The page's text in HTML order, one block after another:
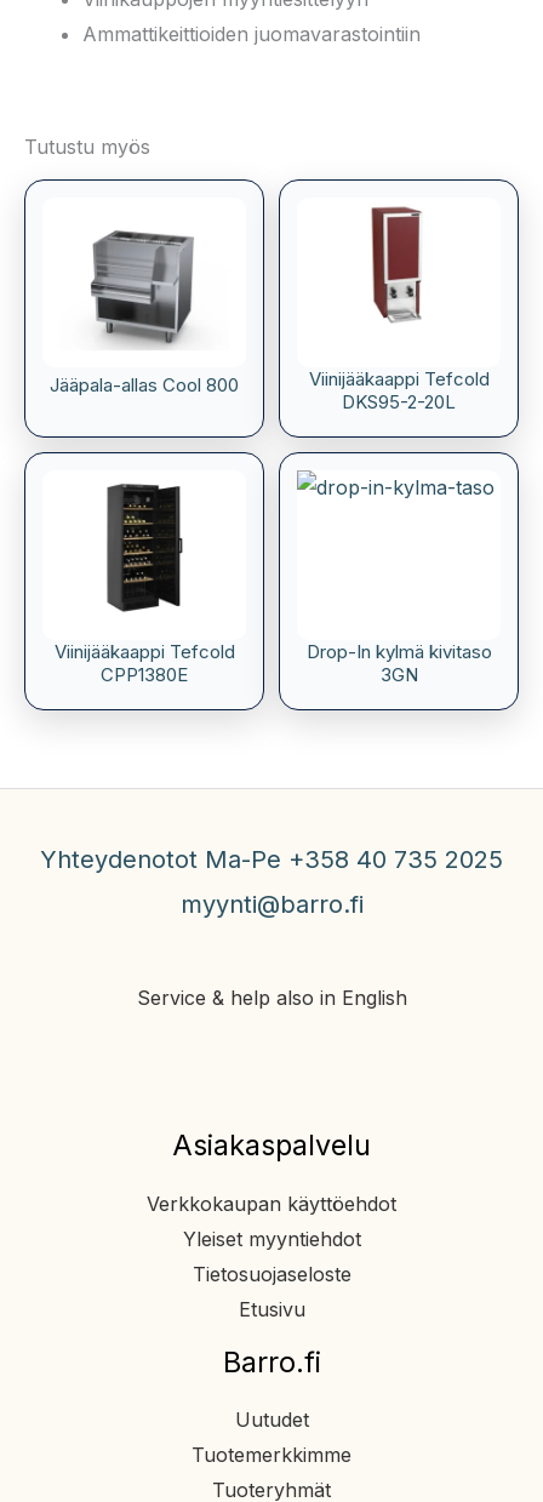
Ammattikeittioiden juomavarastointiin
Tutustu myös
Jääpala-allas Cool 800
Viinijääkaappi Tefcold
DKS95-2-20L
Viinijääkaappi Tefcold
CPP1380E
Drop-In kylmä kivitaso
3GN
Yhteydenotot Ma-Pe +358 40 735 2025
myynti@barro.fi
Service & help also in English
Asiakaspalvelu
Verkkokaupan käyttöehdot
Yleiset myyntiehdot
Tietosuojaseloste
Etusivu
Barro.fi
Uutudet
Tuotemerkkimme
Tuoteryhmät